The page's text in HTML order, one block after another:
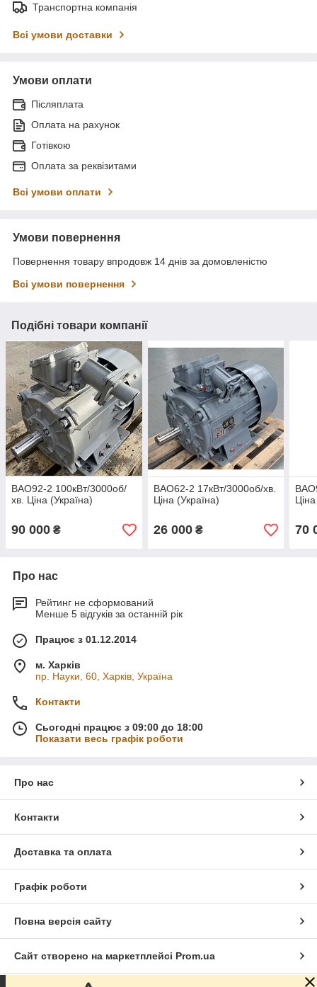
Транспортна компанія
Всі умови доставки
Умови оплати
Післяплата
Оплата на рахунок
Готівкою
Оплата за реквізитами
Всі умови оплати
Умови повернення
Повернення товару впродовж 14 днів за домовленістю
Всі умови повернення
Подібні товари компанії
ВАО92-2 100кВт/3000об/
хв. Ціна (Україна)
90 000 ₴
ВАО62-2 17кВт/3000об/хв.
Ціна (Україна)
26 000₴ 70
Про нас
Рейтинг не сформований
Менше 5 відгуків за останній рік
Працює з 01.12.2014
м. Харків
пр. Науки, 60, Харків, Україна
Контакти
Сьогодні працює з 09:00 до 18:00
Показати весь графік роботи
Про нас
Контакти
Доставка та оплата
Графік роботи
Повна версія сайту
Сайт створено на маркетплейсі Prom.ua